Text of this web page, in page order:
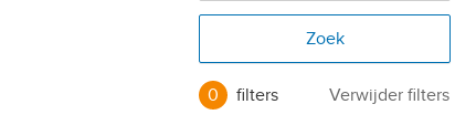
Zoek
0 filters Verwijder filters